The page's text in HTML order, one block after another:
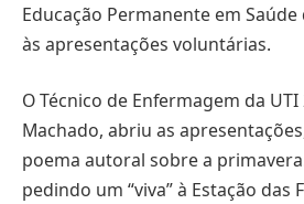
Educação Permanente em
às apresentações voluntárias.
O Técnico de Enfermagem da
Machado, abriu as
poema autoral sobre a
pedindo um “viva” à Estação das